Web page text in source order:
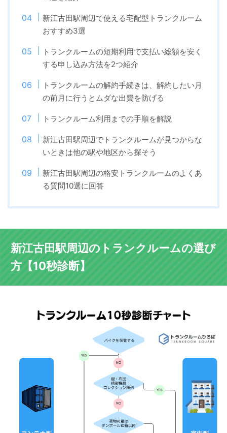
新江古田駅周辺で使える宅配型トランクルーム
おすすめ3選
トランクルームの短期利用で支払い総額を安く
する申し込み方法を2つ紹介
トランクルームの解約手続きは、解約したい月
の前月に行うとムダな出費を防げる
トランクルーム利用までの手順を解説
新江古田駅周辺でトランクルームが見つからな
いときは他の駅や地区から探そう
新江古田駅周辺の格安トランクルームのよくあ
る質問10選に回答
新江古田駅周辺のトランクルームの選び
方【10秒診断】